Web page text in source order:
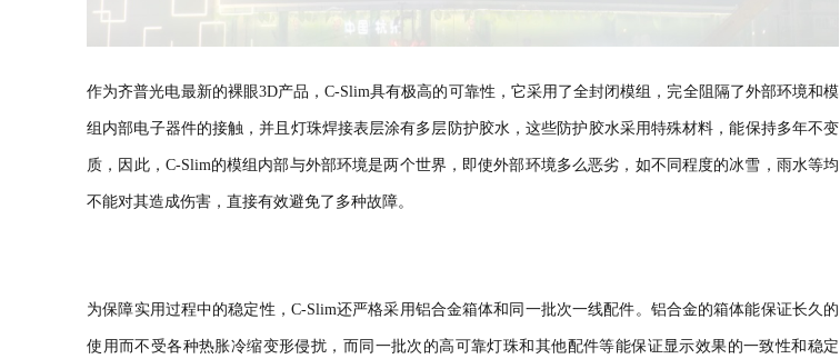
作为齐普光电最新的裸眼3D产品，C-Slim具有极高的可靠性，它采用了全封闭模组，完全阻隔了外部环境和模
组内部电子器件的接触，并且灯珠焊接表层涂有多层防护胶水，这些防护胶水采用特殊材料，能保持多年不变
质，因此，C-Slim的模组内部与外部环境是两个世界，即使外部环境多么恶劣，如不同程度的冰雪，雨水等均
不能对其造成伤害，直接有效避免了多种故障。